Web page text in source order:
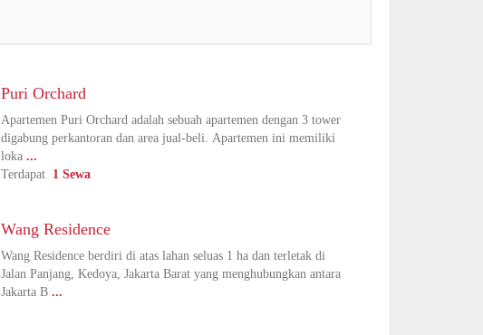
Puri Orchard
Apartemen Puri Orchard adalah sebuah apartemen dengan 3 tower
digabung perkantoran dan area jual-beli. Apartemen ini memiliki
loka ...
Terdapat 1 Sewa
Wang Residence
Wang Residence berdiri di atas lahan seluas 1 ha dan terletak di
Jalan Panjang, Kedoya, Jakarta Barat yang menghubungkan antara
Jakarta B ...